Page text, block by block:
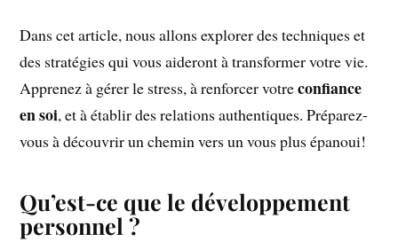
Dans cet article, nous allons explorer des techniques et
des stratégies qui vous aideront à transformer votre vie.
Apprenez à gérer le stress, à renforcer votreconfiance
en soi, et à établir des relations authentiques. Préparez-
vous à découvrir un chemin vers un vous plus épanoui!
Qu’est-ce que le développement
personnel ?